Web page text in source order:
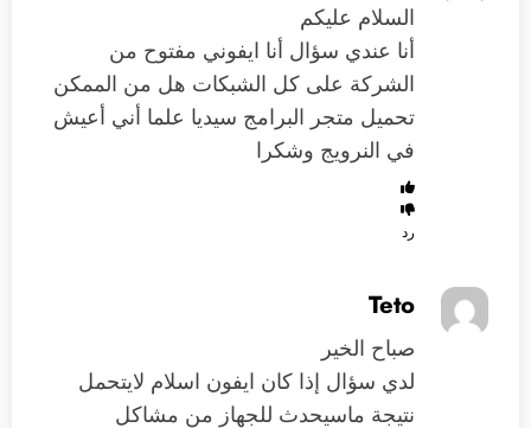
السلام عليكم
أنا عندي سؤال أنا ايفوني مفتوح من
الشركة على كل الشبكات هل من الممكن
تحميل متجر البرامج سيديا علما أني أعيش
في النرويج وشكرا
رد
Teto
صباح الخير
لدي سؤال إذا كان ايفون اسلام لايتحمل
نتيجة ماسيحدث للجهاز من مشاكل